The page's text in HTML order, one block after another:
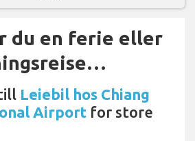
du en ferie eller
Leiebil hos Chiang
Airport for store